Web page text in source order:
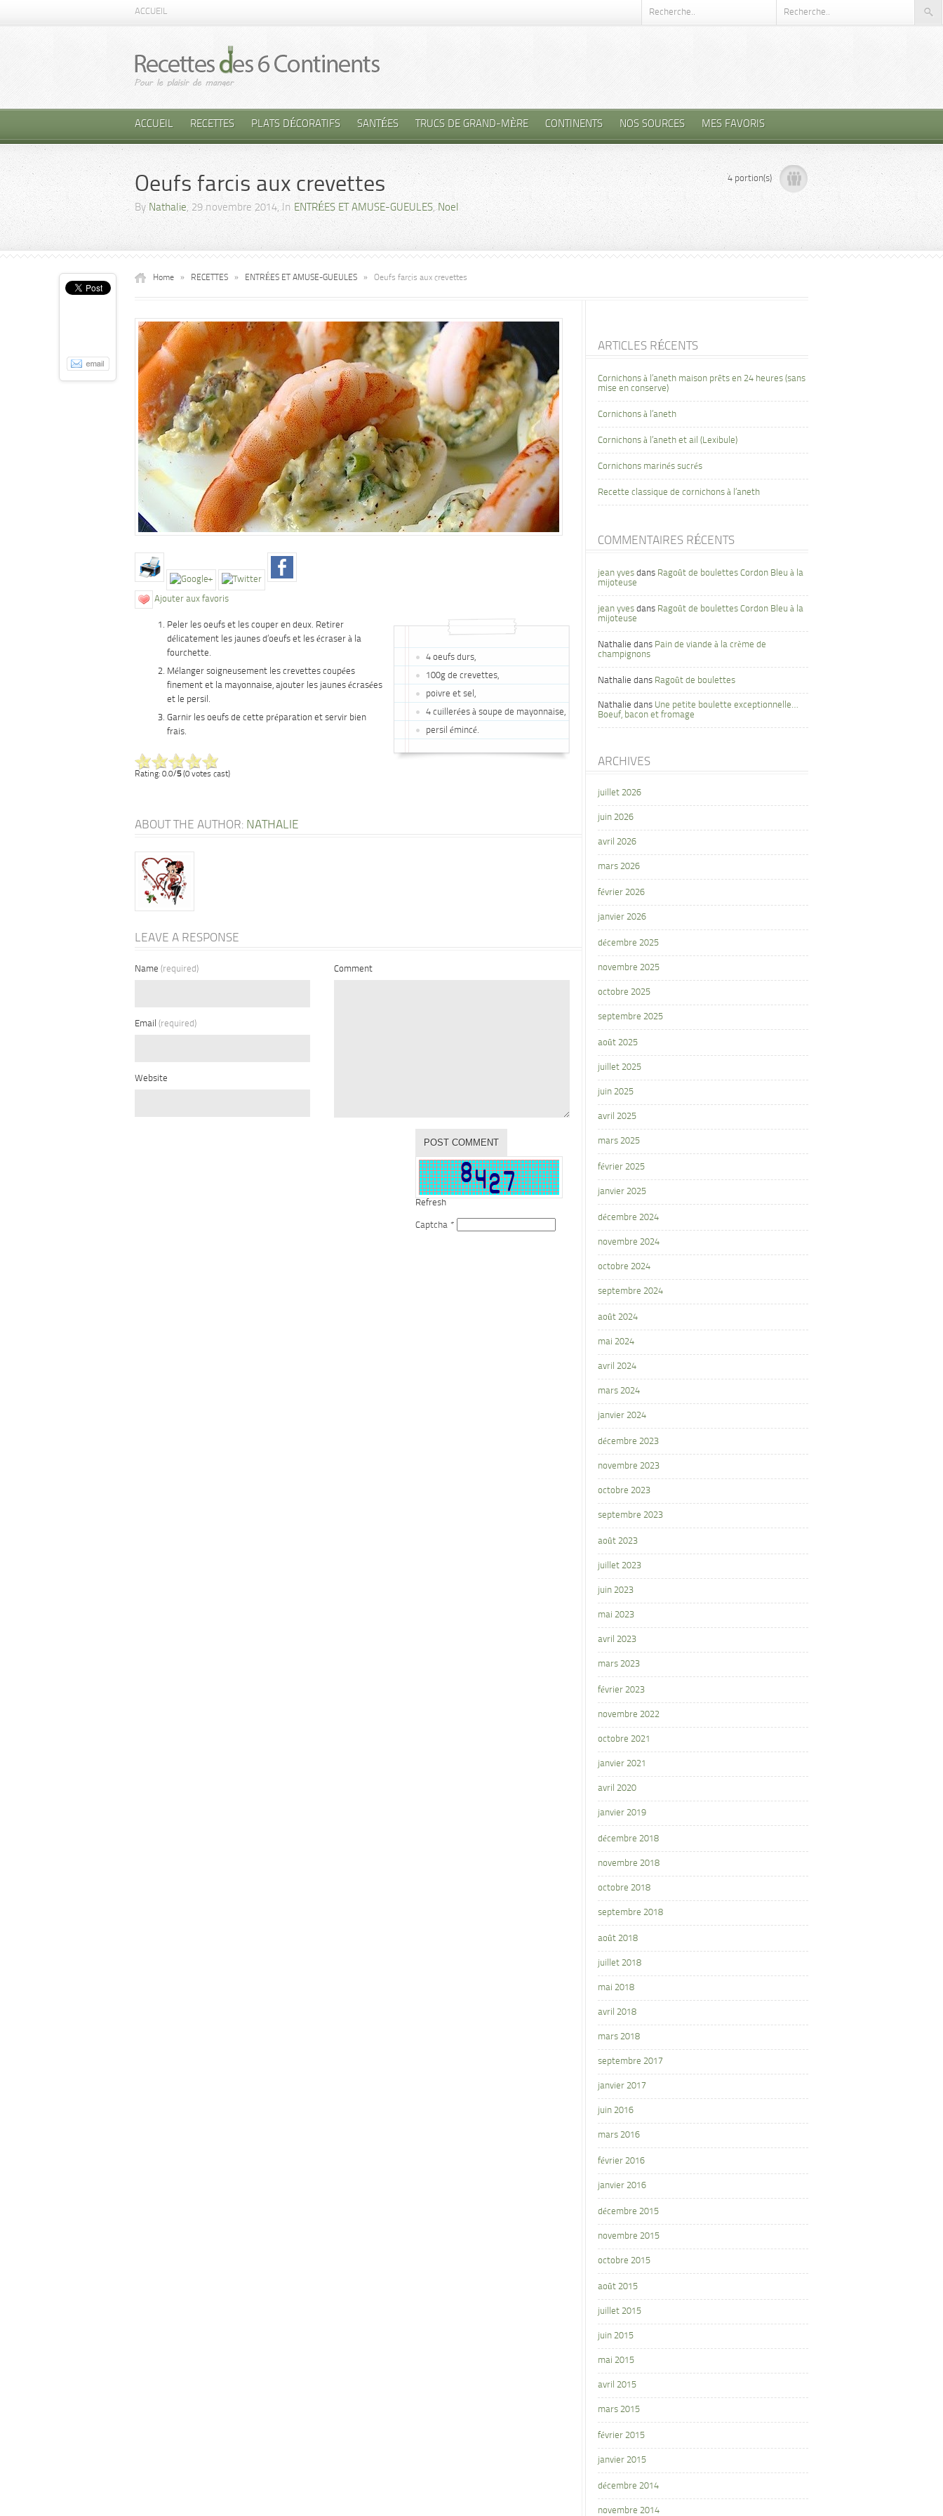
ACCUEIL
ACCUEIL RECETTES PLATS DÉCORATIFS SANTÉES TRUCS DE GRAND-MÈRE CONTINENTS NOS SOURCES MES FAVORIS
Oeufs farcis aux crevettes
By Nathalie, 29 novembre 2014, In ENTRÉES ET AMUSE-GUEULES,Noel
4 portion(s)
Home » RECETTES » ENTRÉES ET AMUSE-GUEULES » Oeufs farcis aux crevettes
Ajouter aux favoris
4 oeufs durs,
100g de crevettes,
poivre et sel,
4 cuillerées à soupe de mayonnaise,
persil émincé.
Peler les oeufs et les couper en deux. Retirer
délicatement les jaunes d’oeufs et les écraser à la
fourchette.
Mélanger soigneusement les crevettes coupées
finement et la mayonnaise, ajouter les jaunes écrasées
et le persil.
Garnir les oeufs de cette préparation et servir bien
frais.
Rating: 0.0/5(0 votes cast)
ABOUT THE AUTHOR: NATHALIE
LEAVE A RESPONSE
Name (required)
Email (required)
Website
Comment
Refresh
Captcha *
ARTICLES RÉCENTS
Cornichons à l’aneth maison prêts en 24 heures (sans
mise en conserve)
Cornichons à l’aneth
Cornichons à l’aneth et ail (Lexibule)
Cornichons marinés sucrés
Recette classique de cornichons à l’aneth
COMMENTAIRES RÉCENTS
jean yves dans Ragoût de boulettes Cordon Bleu à la
mijoteuse
jean yves dans Ragoût de boulettes Cordon Bleu à la
mijoteuse
Nathalie dans Pain de viande à la crème de
champignons
Nathalie dans Ragoût de boulettes
Nathalie dans Une petite boulette exceptionnelle…
Boeuf, bacon et fromage
ARCHIVES
juillet 2026
juin 2026
avril 2026
mars 2026
février 2026
janvier 2026
décembre 2025
novembre 2025
octobre 2025
septembre 2025
août 2025
juillet 2025
juin 2025
avril 2025
mars 2025
février 2025
janvier 2025
décembre 2024
novembre 2024
octobre 2024
septembre 2024
août 2024
mai 2024
avril 2024
mars 2024
janvier 2024
décembre 2023
novembre 2023
octobre 2023
septembre 2023
août 2023
juillet 2023
juin 2023
mai 2023
avril 2023
mars 2023
février 2023
novembre 2022
octobre 2021
janvier 2021
avril 2020
janvier 2019
décembre 2018
novembre 2018
octobre 2018
septembre 2018
août 2018
juillet 2018
mai 2018
avril 2018
mars 2018
septembre 2017
janvier 2017
juin 2016
mars 2016
février 2016
janvier 2016
décembre 2015
novembre 2015
octobre 2015
août 2015
juillet 2015
juin 2015
mai 2015
avril 2015
mars 2015
février 2015
janvier 2015
décembre 2014
novembre 2014